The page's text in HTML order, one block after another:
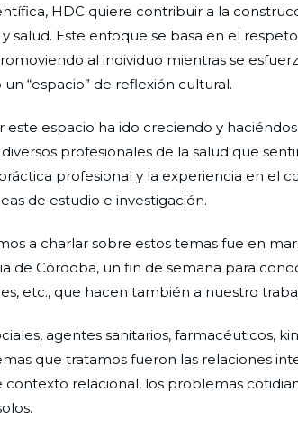
HDC quiere contribuir a la
Este enfoque se basa en el
al individuo mientras se
“espacio” de reflexión cultural.
este espacio ha ido creciendo y
profesionales de la salud que
profesional y la experiencia en el
de estudio e investigación.
a charlar sobre estos temas fue en
de Córdoba, un fin de semana para
etc., que hacen también a nuestro
agentes sanitarios, farmacéuticos,
que tratamos fueron las relaciones
relacional, los problemas